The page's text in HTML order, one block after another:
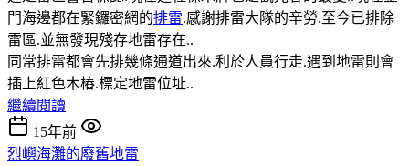
門海邊都在緊鑼密網的排雷.感謝排雷大隊的辛勞.至今已排除
雷區.並無發現殘存地雷存在..
同常排雷都會先排幾條通道出來.利於人員行走.遇到地雷則會
插上紅色木樁.標定地雷位址..
繼續閱讀
15年前
烈嶼海灘的廢舊地雷